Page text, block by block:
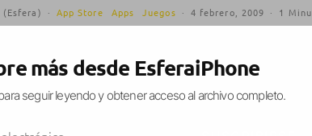
· App Store Apps Juegos · 4 febrero, 2009 · 1
Crisis Strikeestaba en proceso de ser
más desde EsferaiPhone
seguir leyendo y obtener acceso al archivo completo.